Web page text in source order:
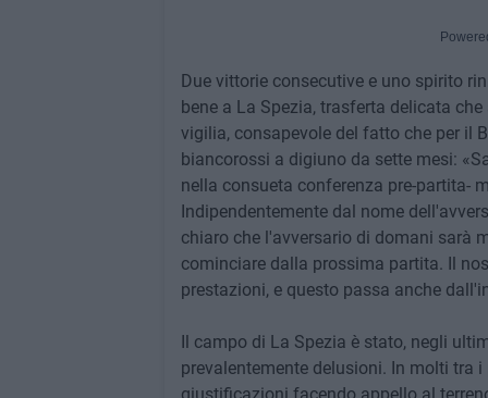
Due vittorie consecutive e uno spirito
bene a La Spezia, trasferta delicata
vigilia, consapevole del fatto che per il
biancorossi a digiuno da sette mesi:
nella consueta conferenza pre-partita-
Indipendentemente dal nome
chiaro che l'avversario di domani sarà
cominciare dalla prossima partita. Il
prestazioni, e questo passa anche
Il campo di La Spezia è stato, negli
prevalentemente delusioni. In molti tra
giustificazioni facendo appello al